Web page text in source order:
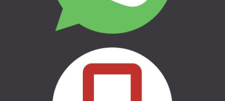
THULE | VELO TURĒTĀJI
THULE | ĢIMENEI UN BĒRNIEM
THULE | CEĻOŠANAI UN
KEMPINGAM
THULE | MARĶĪZES UN SĀNU